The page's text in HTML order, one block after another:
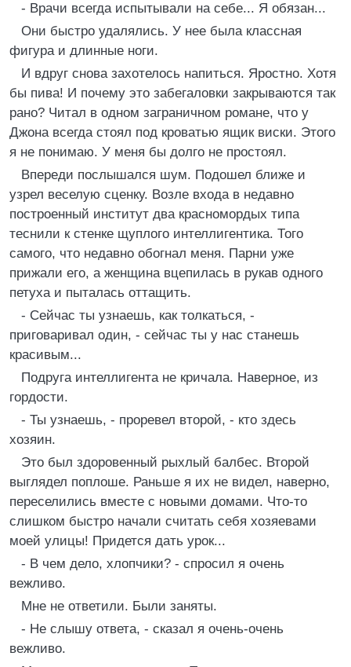
- Врачи всегда испытывали на себе... Я обязан...
Они быстро удалялись. У нее была классная
фигура и длинные ноги.
И вдруг снова захотелось напиться. Яростно. Хотя
бы пива! И почему это забегаловки закрываются так
рано? Читал в одном заграничном романе, что у
Джона всегда стоял под кроватью ящик виски. Этого
я не понимаю. У меня бы долго не простоял.
Впереди послышался шум. Подошел ближе и
узрел веселую сценку. Возле входа в недавно
построенный институт два красномордых типа
теснили к стенке щуплого интеллигентика. Того
самого, что недавно обогнал меня. Парни уже
прижали его, а женщина вцепилась в рукав одного
петуха и пыталась оттащить.
- Сейчас ты узнаешь, как толкаться, -
приговаривал один, - сейчас ты у нас станешь
красивым...
Подруга интеллигента не кричала. Наверное, из
гордости.
- Ты узнаешь, - проревел второй, - кто здесь
хозяин.
Это был здоровенный рыхлый балбес. Второй
выглядел поплоше. Раньше я их не видел, наверно,
переселились вместе с новыми домами. Что-то
слишком быстро начали считать себя хозяевами
моей улицы! Придется дать урок...
- В чем дело, хлопчики? - спросил я очень
вежливо.
Мне не ответили. Были заняты.
- Не слышу ответа, - сказал я очень-очень
вежливо.